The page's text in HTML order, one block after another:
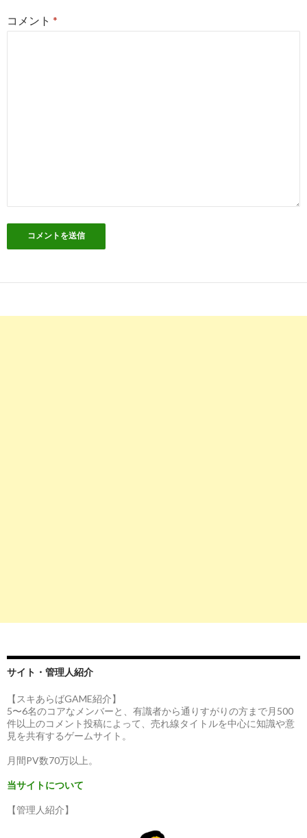
コメント *
サイト・管理人紹介
【スキあらばGAME紹介】
5〜6名のコアなメンバーと、有識者から通りすがりの方まで月500
件以上のコメント投稿によって、売れ線タイトルを中心に知識や意
見を共有するゲームサイト。
月間PV数70万以上。
当サイトについて
【管理人紹介】